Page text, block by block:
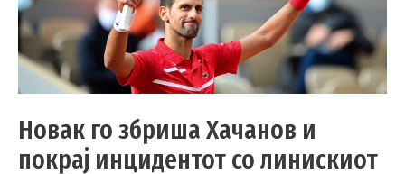
Новак го збриша Хачанов и
покрај инцидентот со линискиот